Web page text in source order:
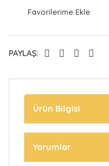
PAYLAŞ:
Ürün Bilgisi
Yorumlar